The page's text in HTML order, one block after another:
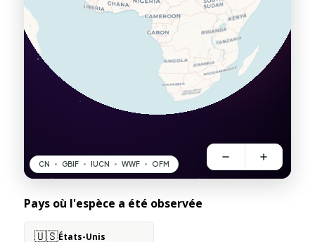
Pays où l'espèce a été observée
🇺🇸États-Unis